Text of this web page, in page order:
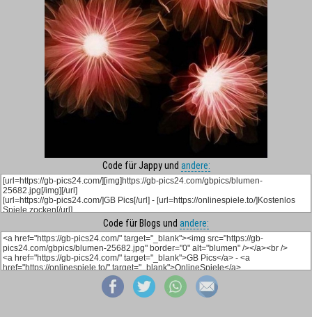
Code für Jappy und andere:
Code für Blogs und andere: